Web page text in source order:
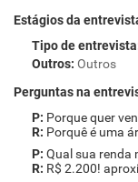
Estágios da
Tipo de entrevista
Outros: Outros
Perguntas na
Porque quer
Porquê é uma
Qual sua renda
R$ 2.200!